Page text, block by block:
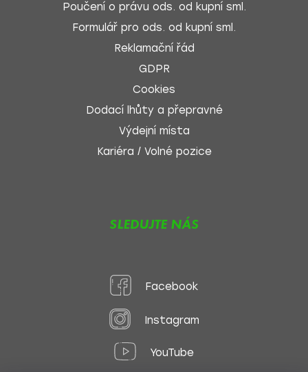
Poučení o právu ods. od kupní sml.
Formulář pro ods. od kupní sml.
Reklamační řád
GDPR
Cookies
Dodací lhůty a přepravné
Výdejní místa
Kariéra / Volné pozice
SLEDUJTE NÁS
Facebook
Instagram
YouTube